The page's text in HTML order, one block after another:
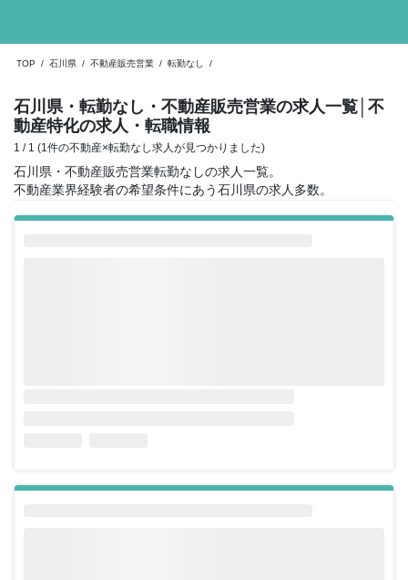
TOP / 石川県 / 不動産販売営業 / 転勤なし /
石川県・転勤なし・不動産販売営業の求人一覧 │不
動産特化の求人・転職情報
1 / 1 (1件の不動産×転勤なし求人が見つかりました)
石川県・不動産販売営業転勤なしの求人一覧。
不動産業界経験者の希望条件にあう石川県の求人多数。